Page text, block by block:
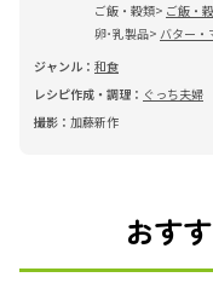
ご飯・穀類
ご飯・
卵･乳製品
バター・
ジャンル： 和食
レシピ作成・調理： ぐっち夫婦
撮影： 加藤新作
おす